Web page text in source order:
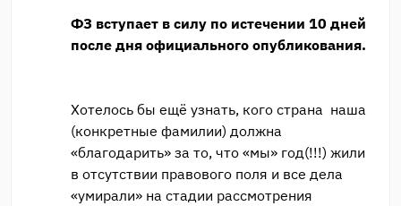
ФЗ вступает в силу по истечении 10 дней
после дня официального опубликования.
Хотелось бы ещё узнать, кого страна наша
(конкретные фамилии) должна
«благодарить» за то, что «мы» год(!!!) жили
в отсутствии правового поля и все дела
«умирали» на стадии рассмотрения